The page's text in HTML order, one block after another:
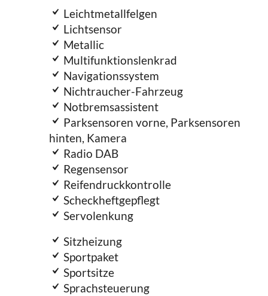
Leichtmetallfelgen
Lichtsensor
Metallic
Multifunktionslenkrad
Navigationssystem
Nichtraucher-Fahrzeug
Notbremsassistent
Parksensoren vorne, Parksensoren
hinten, Kamera
Radio DAB
Regensensor
Reifendruckkontrolle
Scheckheftgepflegt
Servolenkung
Sitzheizung
Sportpaket
Sportsitze
Sprachsteuerung